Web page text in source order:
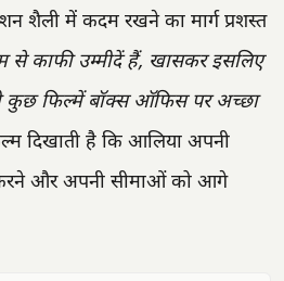
शैली में कदम रखने का मार्ग प्रशस्त
से काफी उम्मीदें हैं, खासकर इसलिए
कुछ फिल्में बॉक्स ऑफिस पर अच्छा
दिखाती है कि आलिया अपनी
और अपनी सीमाओं को आगे